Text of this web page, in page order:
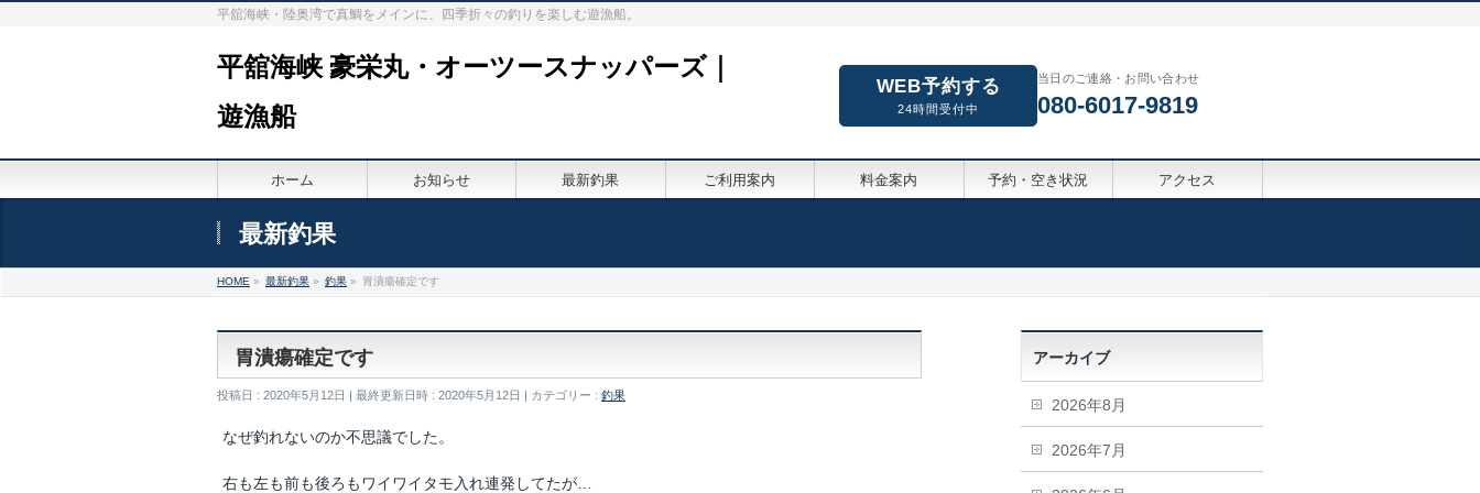
平舘海峡・陸奥湾で真鯛をメインに、四季折々の釣りを楽しむ遊漁船。
平舘海峡 豪栄丸・オーツースナッパーズ｜
遊漁船
WEB予約する
24時間受付中
当日のご連絡・お問い合わせ
080-6017-9819
ホーム お知らせ 最新釣果 ご利用案内 料金案内 予約・空き状況 アクセス
最新釣果
HOME » 最新釣果 » 釣果 » 胃潰瘍確定です
胃潰瘍確定です
投稿日 : 2020年5月12日 最終更新日時 : 2020年5月12日 カテゴリー : 釣果
なぜ釣れないのか不思議でした。
右も左も前も後ろもワイワイタモ入れ連発してたが…
アーカイブ
2026年8月
2026年7月